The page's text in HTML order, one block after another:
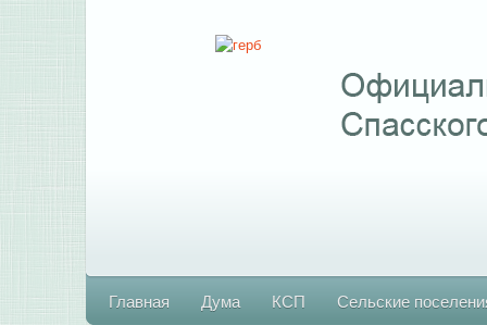
Главная Дума КСП Сельские